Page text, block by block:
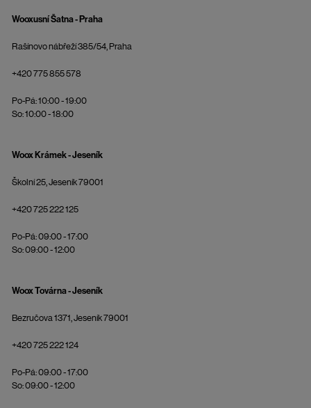
Wooxusní Šatna - Praha
Rašínovo nábřeží 385/54, Praha
+420 775 855 578
Po-Pá: 10:00 - 19:00
So: 10:00 - 18:00
Woox Krámek - Jeseník
Školní 25, Jeseník 79001
+420 725 222 125
Po-Pá: 09:00 - 17:00
So: 09:00 - 12:00
Woox Továrna - Jeseník
Bezručova 1371, Jeseník 79001
+420 725 222 124
Po-Pá: 09:00 - 17:00
So: 09:00 - 12:00